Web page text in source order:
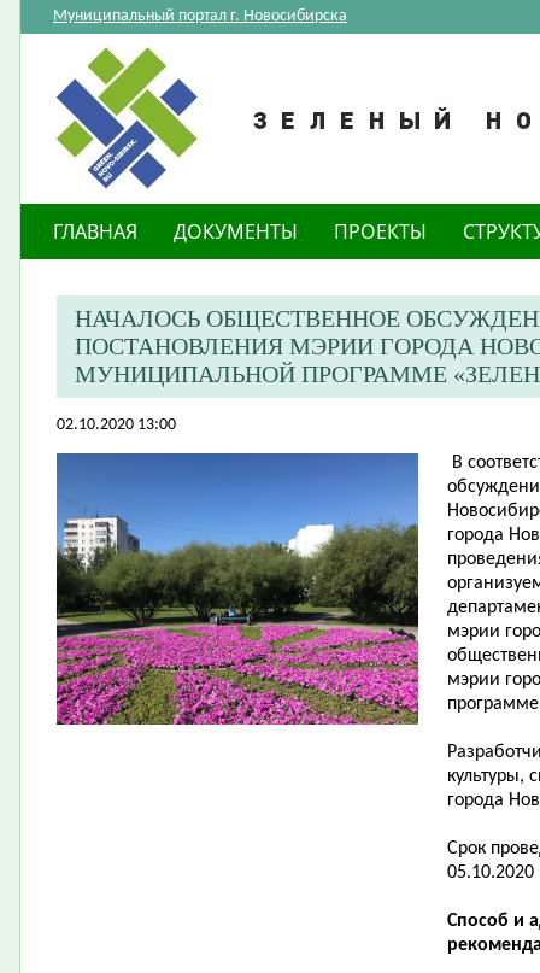
Муниципальный портал г. Новосибирска
ГЛАВНАЯ ДОКУМЕНТЫ ПРОЕКТЫ
НАЧАЛОСЬ ОБЩЕСТВЕННОЕ
ПОСТАНОВЛЕНИЯ МЭРИИ ГОРОДА
МУНИЦИПАЛЬНОЙ ПРОГРАММЕ
02.10.2020 13:00
В
города
мэрии
мэрии
культуры,
города
Срок
05.10.2020
Способ и